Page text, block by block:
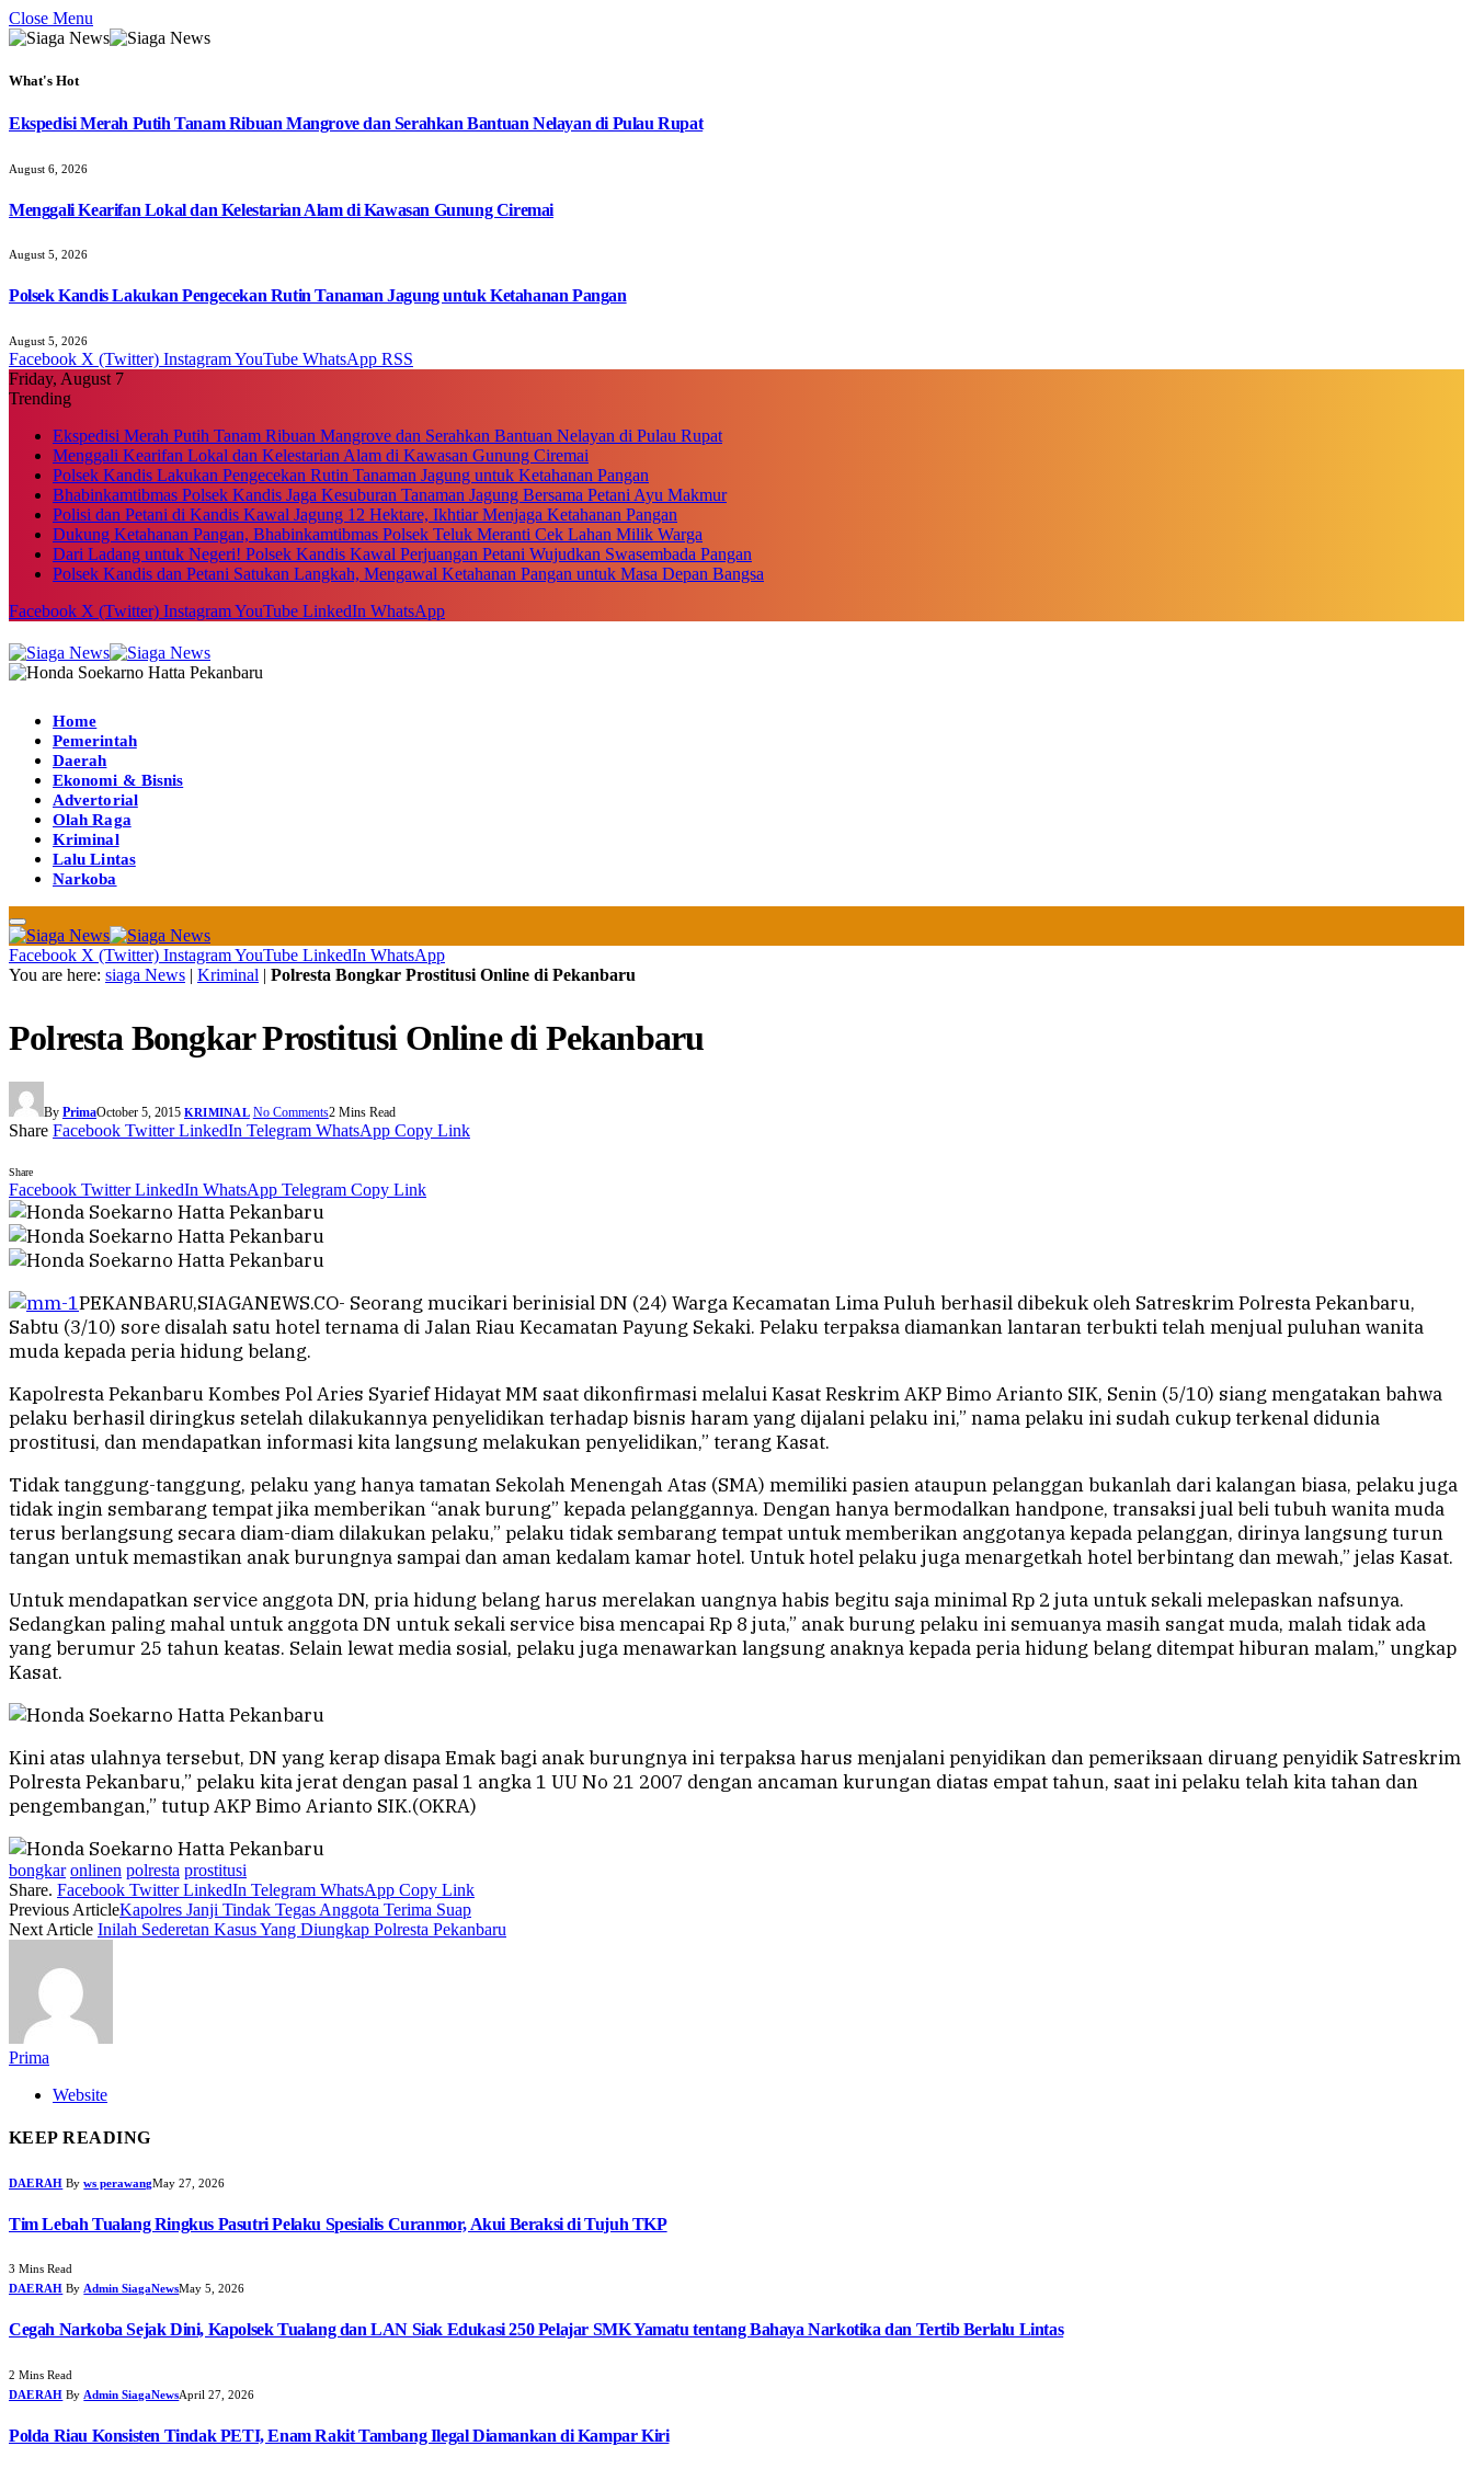
Close Menu
What's Hot
Ekspedisi Merah Putih Tanam Ribuan Mangrove dan Serahkan Bantuan Nelayan di Pulau Rupat
August 6, 2026
Menggali Kearifan Lokal dan Kelestarian Alam di Kawasan Gunung Ciremai
August 5, 2026
Polsek Kandis Lakukan Pengecekan Rutin Tanaman Jagung untuk Ketahanan Pangan
August 5, 2026
Facebook X (Twitter) InstagramYouTube WhatsApp RSS
Friday, August 7
Trending
Ekspedisi Merah Putih Tanam Ribuan Mangrove dan Serahkan Bantuan Nelayan di Pulau Rupat
Menggali Kearifan Lokal dan Kelestarian Alam di Kawasan Gunung Ciremai
Polsek Kandis Lakukan Pengecekan Rutin Tanaman Jagung untuk Ketahanan Pangan
Bhabinkamtibmas Polsek Kandis Jaga Kesuburan Tanaman Jagung Bersama Petani Ayu Makmur
Polisi dan Petani di Kandis Kawal Jagung 12 Hektare, Ikhtiar Menjaga Ketahanan Pangan
Dukung Ketahanan Pangan, Bhabinkamtibmas Polsek Teluk Meranti Cek Lahan Milik Warga
Dari Ladang untuk Negeri! Polsek Kandis Kawal Perjuangan Petani Wujudkan Swasembada Pangan
Polsek Kandis dan Petani Satukan Langkah, Mengawal Ketahanan Pangan untuk Masa Depan Bangsa
Facebook X (Twitter) InstagramYouTube LinkedIn WhatsApp
Home
Pemerintah
Daerah
Ekonomi & Bisnis
Advertorial
Olah Raga
Kriminal
Lalu Lintas
Narkoba
Facebook X (Twitter) InstagramYouTube LinkedIn WhatsApp
You are here: siaga News | Kriminal | Polresta Bongkar Prostitusi Online di Pekanbaru
Polresta Bongkar Prostitusi Online di Pekanbaru
By PrimaOctober 5, 2015 KRIMINAL No Comments2 Mins Read
Share Facebook Twitter LinkedIn Telegram WhatsApp Copy Link
Share
Facebook Twitter LinkedIn WhatsApp Telegram Copy Link
PEKANBARU,SIAGANEWS.CO- Seorang mucikari berinisial DN (24) Warga Kecamatan Lima Puluh berhasil dibekuk oleh Satreskrim Polresta Pekanbaru,
Sabtu (3/10) sore disalah satu hotel ternama di Jalan Riau Kecamatan Payung Sekaki. Pelaku terpaksa diamankan lantaran terbukti telah menjual puluhan wanita
muda kepada peria hidung belang.
Kapolresta Pekanbaru Kombes Pol Aries Syarief Hidayat MM saat dikonfirmasi melalui Kasat Reskrim AKP Bimo Arianto SIK, Senin (5/10) siang mengatakan bahwa
pelaku berhasil diringkus setelah dilakukannya penyelidikan terhadap bisnis haram yang dijalani pelaku ini,” nama pelaku ini sudah cukup terkenal didunia
prostitusi, dan mendapatkan informasi kita langsung melakukan penyelidikan,” terang Kasat.
Tidak tanggung-tanggung, pelaku yang hanya tamatan Sekolah Menengah Atas (SMA) memiliki pasien ataupun pelanggan bukanlah dari kalangan biasa, pelaku juga
tidak ingin sembarang tempat jika memberikan “anak burung” kepada pelanggannya. Dengan hanya bermodalkan handpone, transaksi jual beli tubuh wanita muda
terus berlangsung secara diam-diam dilakukan pelaku,” pelaku tidak sembarang tempat untuk memberikan anggotanya kepada pelanggan, dirinya langsung turun
tangan untuk memastikan anak burungnya sampai dan aman kedalam kamar hotel. Untuk hotel pelaku juga menargetkah hotel berbintang dan mewah,” jelas Kasat.
Untuk mendapatkan service anggota DN, pria hidung belang harus merelakan uangnya habis begitu saja minimal Rp 2 juta untuk sekali melepaskan nafsunya.
Sedangkan paling mahal untuk anggota DN untuk sekali service bisa mencapai Rp 8 juta,” anak burung pelaku ini semuanya masih sangat muda, malah tidak ada
yang berumur 25 tahun keatas. Selain lewat media sosial, pelaku juga menawarkan langsung anaknya kepada peria hidung belang ditempat hiburan malam,” ungkap
Kasat.
Kini atas ulahnya tersebut, DN yang kerap disapa Emak bagi anak burungnya ini terpaksa harus menjalani penyidikan dan pemeriksaan diruang penyidik Satreskrim
Polresta Pekanbaru,” pelaku kita jerat dengan pasal 1 angka 1 UU No 21 2007 dengan ancaman kurungan diatas empat tahun, saat ini pelaku telah kita tahan dan
pengembangan,” tutup AKP Bimo Arianto SIK.(OKRA)
bongkar onlinen polresta prostitusi
Share. Facebook Twitter LinkedIn Telegram WhatsApp Copy Link
Previous ArticleKapolres Janji Tindak Tegas Anggota Terima Suap
Next Article Inilah Sederetan Kasus Yang Diungkap Polresta Pekanbaru
Prima
Website
KEEP READING
DAERAH By ws perawangMay 27, 2026
Tim Lebah Tualang Ringkus Pasutri Pelaku Spesialis Curanmor, Akui Beraksi di Tujuh TKP
3 Mins Read
DAERAH By Admin SiagaNewsMay 5, 2026
Cegah Narkoba Sejak Dini, Kapolsek Tualang dan LAN Siak Edukasi 250 Pelajar SMK Yamatu tentang Bahaya Narkotika dan Tertib Berlalu Lintas
2 Mins Read
DAERAH By Admin SiagaNewsApril 27, 2026
Polda Riau Konsisten Tindak PETI, Enam Rakit Tambang Ilegal Diamankan di Kampar Kiri